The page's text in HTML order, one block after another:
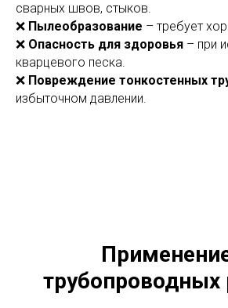
сварных швов, стыков.
❌ Пылеобразование – требует
❌ Опасность для здоровья – при
кварцевого песка.
❌ Повреждение тонкостенных
избыточном давлении.
трубопроводных